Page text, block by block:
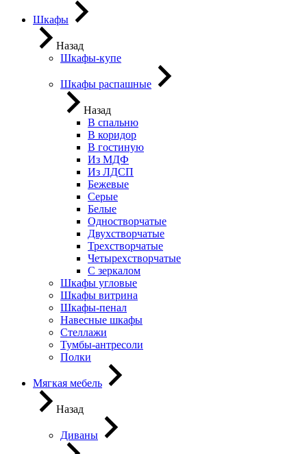
Шкафы
Назад
Шкафы-купе
Шкафы распашные
Назад
В спальню
В коридор
В гостиную
Из МДФ
Из ЛДСП
Бежевые
Серые
Белые
Одностворчатые
Двухстворчатые
Трехстворчатые
Четырехстворчатые
С зеркалом
Шкафы угловые
Шкафы витрина
Шкафы-пенал
Навесные шкафы
Стеллажи
Тумбы-антресоли
Полки
Мягкая мебель
Назад
Диваны